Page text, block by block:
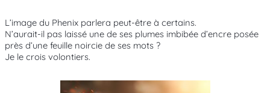
L’image du Phenix parlera peut-être à certains.
N’aurait-il pas laissé une de ses plumes imbibée d’encre posée
près d’une feuille noircie de ses mots ?
Je le crois volontiers.